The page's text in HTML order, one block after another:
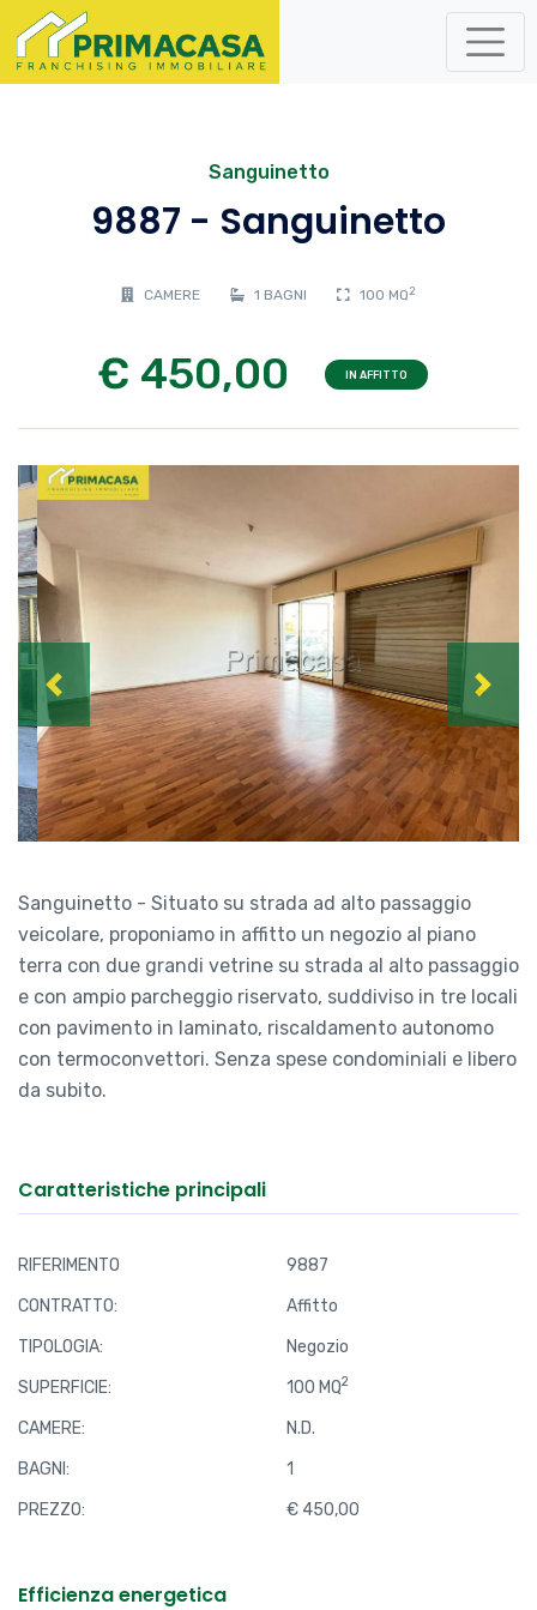
Sanguinetto
9887 - Sanguinetto
CAMERE 1 BAGNI 100 MQ 2
€ 450,00 IN AFFITTO
Previous Next
Sanguinetto - Situato su strada ad alto passaggio
veicolare, proponiamo in affitto un negozio al piano
terra con due grandi vetrine su strada al alto passaggio
e con ampio parcheggio riservato, suddiviso in tre locali
con pavimento in laminato, riscaldamento autonomo
con termoconvettori. Senza spese condominiali e libero
da subito.
Caratteristiche principali
RIFERIMENTO
9887
CONTRATTO:
Affitto
TIPOLOGIA:
Negozio
SUPERFICIE:
100 MQ2
CAMERE:
N.D.
BAGNI:
1
PREZZO:
€ 450,00
Efficienza energetica